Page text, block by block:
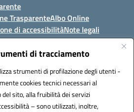
di tracciamento
strumenti di profilazione degli utenti -
cookies tecnici necessari al
sito, alla fruibilità dei servizi
– sono utilizzati, inoltre,
TrasparenteAlbo Online
di accessibilitàNote legali
Torre del Greco (NA)
+39 0818834377 - Cod.Fisc. 95170530638
- PEC: naic8df00a@pec.istruzione.it